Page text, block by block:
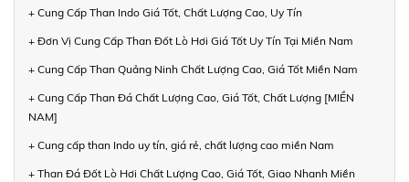
+ Cung Cấp Than Indo Giá Tốt, Chất Lượng Cao, Uy Tín
+ Đơn Vị Cung Cấp Than Đốt Lò Hơi Giá Tốt Uy Tín Tại Miền Nam
+ Cung Cấp Than Quảng Ninh Chất Lượng Cao, Giá Tốt Miền Nam
+ Cung Cấp Than Đá Chất Lượng Cao, Giá Tốt, Chất Lượng [MIỀN
NAM]
+ Cung cấp than Indo uy tín, giá rẻ, chất lượng cao miền Nam
+ Than Đá Đốt Lò Hơi Chất Lượng Cao, Giá Tốt, Giao Nhanh Miền